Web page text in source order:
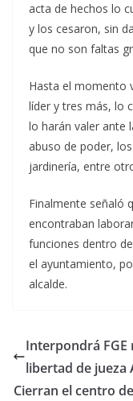
acta de hechos lo
y los cesaron, sin
que no son faltas
Hasta el momento
líder y tres más, lo
lo harán valer ante
abuso de poder,
jardinería, entre
Finalmente señaló
encontraban
funciones dentro
el ayuntamiento,
alcalde.
Interpondrá FGE
libertad de jueza
Cierran el centro